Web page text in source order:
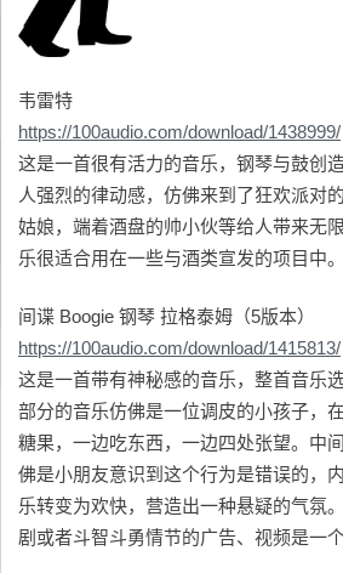
韦雷特
https://100audio.com/download/1438999/
这是一首很有活力的音乐，钢琴与鼓创
人强烈的律动感，仿佛来到了狂欢派对
姑娘，端着酒盘的帅小伙等给人带来无
乐很适合用在一些与酒类宣发的项目中。
间谍 Boogie 钢琴 拉格泰姆（5版本）
https://100audio.com/download/1415813/
这是一首带有神秘感的音乐，整首音乐
部分的音乐仿佛是一位调皮的小孩子，
糖果，一边吃东西，一边四处张望。中
佛是小朋友意识到这个行为是错误的，
乐转变为欢快，营造出一种悬疑的气氛
剧或者斗智斗勇情节的广告、视频是一